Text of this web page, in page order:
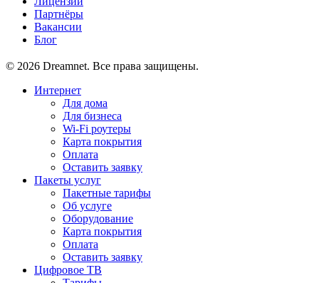
Партнёры
Вакансии
Блог
© 2026 Dreamnet. Все права защищены.
Интернет
Для дома
Для бизнеса
Wi-Fi роутеры
Карта покрытия
Оплата
Оставить заявку
Пакеты услуг
Пакетные тарифы
Об услуге
Оборудование
Карта покрытия
Оплата
Оставить заявку
Цифровое ТВ